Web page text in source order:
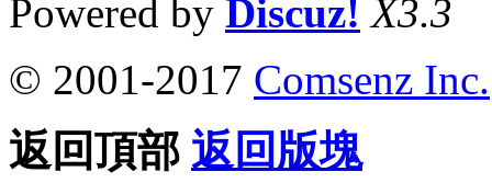
Powered by Discuz! X3.3
© 2001-2017 Comsenz Inc.
返回頂部 返回版塊